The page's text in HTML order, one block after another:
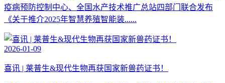
疫病预防控制中心、全国水产技术推广总站四部门联合发布
《关于推介2025年智慧养殖智能装......
2026-01-09
喜讯 | 莱普生&现代生物再获国家新兽药证书！